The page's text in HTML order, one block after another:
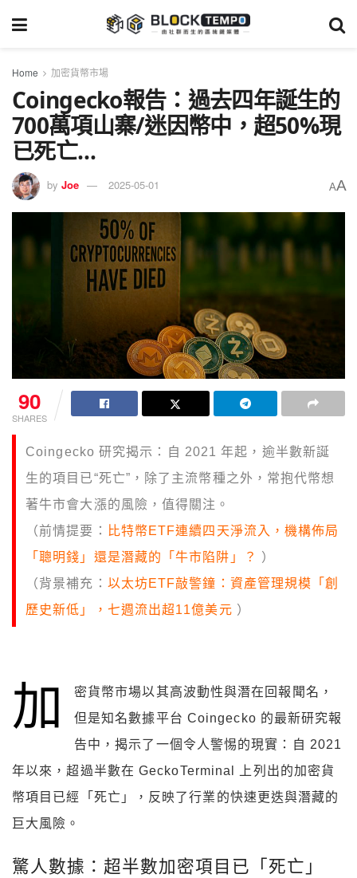
Home 加密貨幣市場
Coingecko報告：過去四年誕生的
700萬項山寨/迷因幣中，超50%現
已死亡…
by Joe 2025-05-01 AA
90
SHARES
Coingecko 研究揭示：自 2021 年起，逾半數新誕
生的項目已“死亡”，除了主流幣種之外，常抱代幣想
著牛市會大漲的風險，值得關注。
（前情提要：
比特幣ETF連續四天淨流入，機構佈局
「聰明錢」還是潛藏的「牛市陷阱」？
）
（背景補充： 以太坊ETF敲警鐘：資產管理規模「創
歷史新低」，七週流出超11億美元 ）
加
密貨幣市場以其高波動性與潛在回報聞名，
但是知名數據平台 Coingecko 的最新研究報
告中，揭示了一個令人警惕的現實：自 2021
年以來，超過半數在 GeckoTerminal 上列出的加密貨
幣項目已經「死亡」，反映了行業的快速更迭與潛藏的
巨大風險。
驚人數據：超半數加密項目已「死亡」